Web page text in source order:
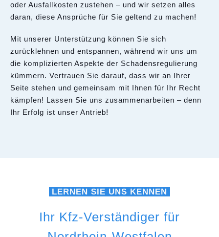
oder Ausfallkosten zustehen – und wir setzen alles
daran, diese Ansprüche für Sie geltend zu machen!
Mit unserer Unterstützung können Sie sich
zurücklehnen und entspannen, während wir uns um
die komplizierten Aspekte der Schadensregulierung
kümmern. Vertrauen Sie darauf, dass wir an Ihrer
Seite stehen und gemeinsam mit Ihnen für Ihr Recht
kämpfen! Lassen Sie uns zusammenarbeiten – denn
Ihr Erfolg ist unser Antrieb!
LERNEN SIE UNS KENNEN
Ihr Kfz-Verständiger für